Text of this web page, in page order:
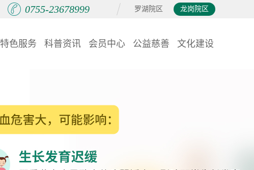
罗湖院区 龙岗院区
0755-23678999
特色服务 科普资讯 会员中心 公益慈善 文化建设